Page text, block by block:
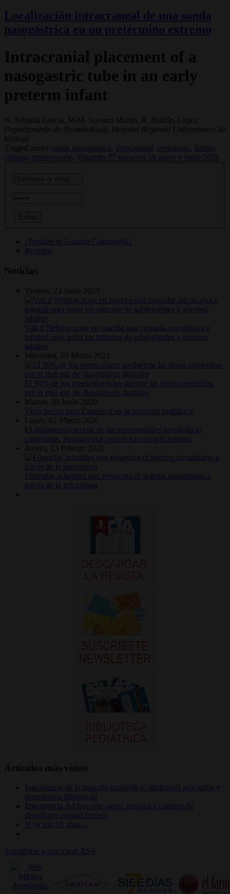
Localización intracraneal de una sonda
nasogástrica en un pretérmino extremo
Intracranial placement of a
nasogastric tube in an early
preterm infant
N. Saldaña García, M.M. Serrano Martín, R. Roldán-López
Departamento de Neonatología. Hospital Regional Universitario de
Málaga
Tagged under
sonda nasogástrica, intracraneal, prematuro,
lámina
cribosa,
meningocele, Volumen 77 números 56 mayo y junio 2019
¿Perdiste tu Usuario/Contraseña?
Registro
Noticias
Viernes, 23 Junio 2023
Vall d’Hebron pone en marcha una consulta oncológica e
integral para tratar los tumores de adolescentes y jóvenes
adultos
Miércoles, 03 Marzo 2021
El 30% de los preescolares no duerme las horas requeridas
por el mal uso de dispositivos digitales
Martes, 30 Junio 2020
Visto bueno para Cosentyx en la psoriasis pediátrica
Lunes, 02 Marzo 2020
El diagnóstico precoz de las enfermedades metabólicas
congénitas, fundamental para evitar complicaciones
Jueves, 13 Febrero 2020
Fórmulas infantiles que refuerzan el sistema inmunitario a
través de la microbiota
Artículos más vistos
Importancia de la mancha mongólica: síndromes asociados y
diagnóstico diferencial
Importancia del hoyuelo sacro: marcador cutáneo de
disrafismo espinal cerrado
Y ya son 63 años…
Suscribirse a este canal RSS